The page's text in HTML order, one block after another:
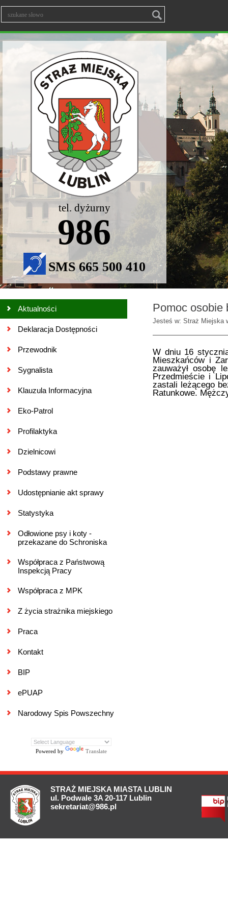
tel. dyżurny
986
SMS 665 500 410
Aktualności
Deklaracja Dostępności
Przewodnik
Sygnalista
Klauzula Informacyjna
Eko-Patrol
Profilaktyka
Dzielnicowi
Podstawy prawne
Udostępnianie akt sprawy
Statystyka
Odłowione psy i koty -
przekazane do Schroniska
Współpraca z Państwową
Inspekcją Pracy
Współpraca z MPK
Z życia strażnika miejskiego
Praca
Kontakt
BIP
ePUAP
Narodowy Spis Powszechny
Powered by Translate
Pomoc osobie
Jesteś w: Straż Miejska
W dniu 16
Mieszkańców i
zauważył osobę
Przedmieście i
zastali leżącego
Ratunkowe.
STRAŻ MIEJSKA MIASTA LUBLIN
ul. Podwale 3A 20-117 Lublin
sekretariat@986.pl